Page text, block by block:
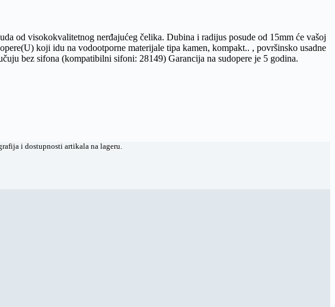
od visokokvalitetnog nerđajućeg čelika. Dubina i radijus posude od 15mm će vašoj
koji idu na vodootporne materijale tipa kamen, kompakt.. , površinsko usadne
bez sifona (kompatibilni sifoni: 28149) Garancija na sudopere je 5 godina.
i dostupnosti artikala na lageru.